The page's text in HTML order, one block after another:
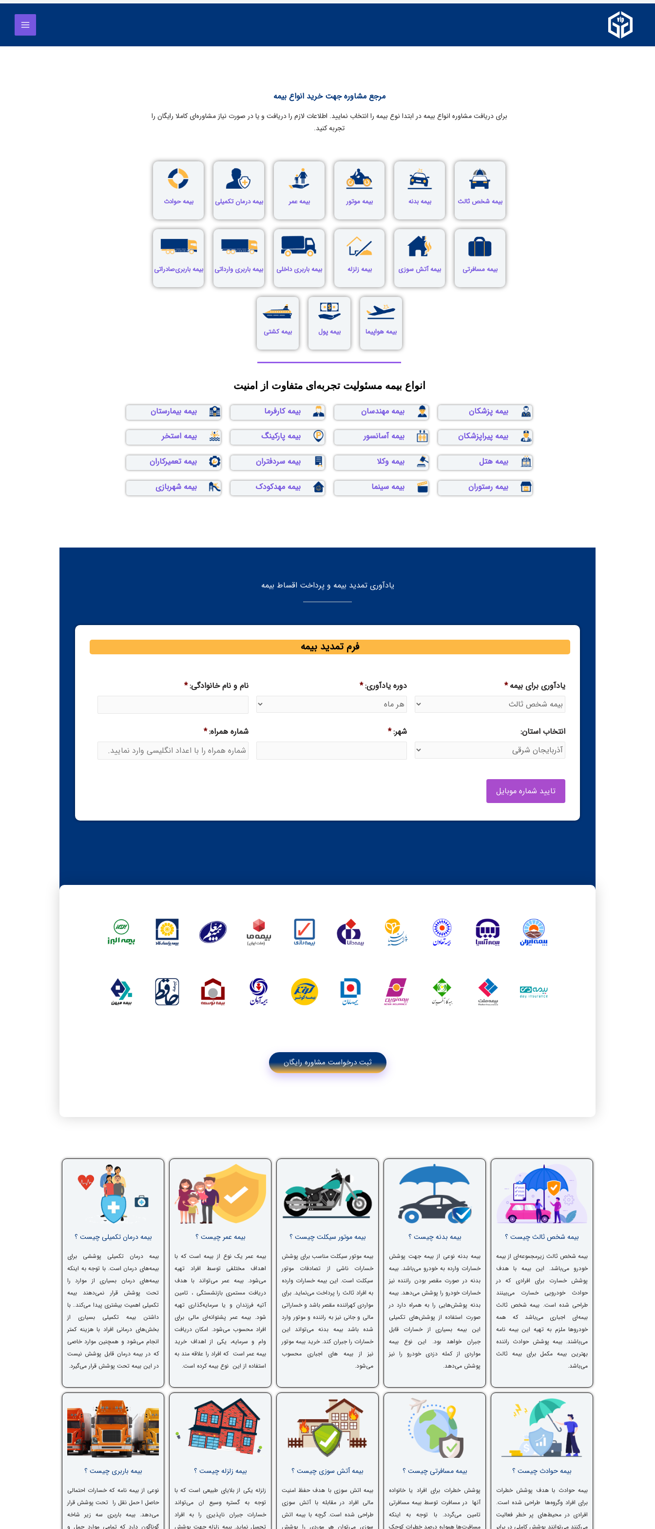
Main
Menu
مرجع مشاوره جهت خرید انواع بیمه
برای دریافت مشاوره انواع بیمه در ابتدا نوع بیمه را انتخاب نمایید. اطلاعات لازم را دریافت و یا در صورت نیاز مشاوره‌ای کاملا رایگان را
تجربه کنید.
بیمه شخص ثالث بیمه بدنه بیمه موتور بیمه عمر بیمه درمان تکمیلی بیمه حوادث
بیمه مسافرتی بیمه آتش سوزی بیمه زلزله بیمه باربری داخلی بیمه باربری وارداتی بیمه باربری‌صادراتی
بیمه هواپیما بیمه پول بیمه کشتی
انواع بیمه مسئولیت تجربه‌ای متفاوت از امنیت
بیمه پزشکان بیمه مهندسان بیمه کارفرما بیمه بیمارستان
بیمه پیراپزشکان بیمه آسانسور بیمه پارکینگ بیمه استخر
بیمه هتل بیمه وکلا بیمه سردفتران بیمه تعمیرکاران
بیمه رستوران بیمه سینما بیمه مهدکودک بیمه شهربازی
یادآوری تمدید بیمه و پرداخت اقساط بیمه
فرم تمدید بیمه
یادآوری برای بیمه * دوره یادآوری:* نام و نام خانوادگی:*
انتخاب استان: شهر:* شماره همراه:*
ثبت درخواست مشاوره رایگان
بیمه شخص ثالث چیست ؟
بیمه شخص ثالث زیرمجموعه‌ای از بیمه
خودرو می‌باشد. این بیمه با هدف
پوشش خسارت برای افرادی که در
حوادث خودرویی خسارت می‌بینند
طراحی شده است. بیمه شخص ثالث
بیمه‌ای اجباری می‌باشد که همه
خودروها ملزم به تهیه این بیمه نامه
می‌باشند. بیمه پوشش حوادث راننده
بهترین بیمه مکمل برای بیمه ثالث
می‌باشد.
بیمه بدنه چیست ؟
بیمه بدنه نوعی از بیمه جهت پوشش
خسارات وارده به خودرو می‌باشد. بیمه
بدنه در صورت مقصر بودن راننده نیز
خسارات خودرو را پوشش می‌دهد. بیمه
بدنه پوشش‌هایی را به همراه دارد در
صورت استفاده از پوشش‌های تکمیلی
این بیمه بسیاری از خسارات قابل
جبران خواهد بود. این نوع بیمه
مواردی از کمله دزدی خودرو را نیز
پوشش می‌دهد.
بیمه موتور سیکلت چیست ؟
بیمه موتور سیکلت مناسب برای پوشش
خسارات ناشی از تصادفات موتور
سیکلت است. این بیمه خسارات وارده
به افراد ثالث را پرداخت می‌نماید. برای
مواردی کهراننده مقصر باشد و خساراتی
مالی و جانی نیز به راننده و موتور وارد
شده باشد بیمه بدنه می‌تواند این
خسارات را جبران کند. خرید بیمه موتور
نیز از بیمه ‎های اجباری محسوب
می‌شود.
بیمه عمر چیست ؟
بیمه عمر یک نوع از بیمه است که با
اهداف مختلفی توسط افراد تهیه
می‌شود. بیمه عمر می‌تواند با هدف
دریافت مستمری بازنشستگی ، تامین
آتیه فرزندان و یا سرمایه‌گذاری تهیه
شود. بیمه عمر پشتوانه‌ای مالی برای
افراد محسوب می‌شود. امکان دریافت
وام و سرمایه، یکی از اهداف خرید
بیمه عمر است که افراد را علاقه مند به
استفاده از این نوع بیمه کرده است.
بیمه درمان تکمیلی چیست ؟
بیمه درمان تکمیلی پوششی برای
بیمه‌های درمان است. با توجه به اینکه
بیمه‌های درمان بسیاری از موارد را
تحت پوشش قرار نمی‌دهند بیمه
تکمیلی اهمیت بیشتری پیدا می‌کند.. با
داشتن بیمه تکمیلی بسیاری از
بخش‌های درمانی افراد با هزینه کمتر
انجام می‌شود و همچنین موارد خاصی
که در بیمه درمان قابل پوشش نیست
در این بیمه تحت پوشش قرار می‌گیرد.
بیمه حوادث چیست ؟
بیمه حوادث با هدف پوشش خطرات
برای افراد وگروه‌ها طراحی شده است.
افرادی در محیط‌های پر خطر فعالیت
می‌کنند می‌توانند پوشش کاملی در برابر
بیمه مسافرتی چیست ؟
پوشش خطرات برای افراد یا خانواده
آنها در مسافرت توسط بیمه مسافرتی
تامین می‌گردد. با توجه به اینکه
مسافرت‌ها همواره درصد خطرات کوچک
بیمه آتش سوزی چیست ؟
بیمه اتش سوزی با هدف حفظ امنیت
مالی افراد در مقابله با آتش سوزی
طراحی شده است. گرچه با بیمه اتش
سوزی می‌توان هر موردی را پوشش
بیمه زلزله چیست ؟
زلزله یکی از بلایای طبیعی است که با
توجه به گستره وسیع ان می‌تواند
خسارات جبران ناپذیری را به افراد
تحمیل نماید. بیمه زلزله جهت پوشش
بیمه باربری چیست ؟
نوعی از بیمه نامه که خسارات احتمالی
حاصل ا حمل نقل را تحت پوشش قرار
می‌دهد. بیمه باربری سه زیر شاخه
گوناگون دارد که تمامی موارد حمل و